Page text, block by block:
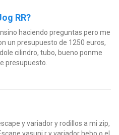
RR?
haciendo preguntas pero me
un presupuesto de 1250 euros,
cilindro, tubo, bueno ponme
presupuesto.
y variador y rodillos a mi zip,
yasuni r y variador hebo o el